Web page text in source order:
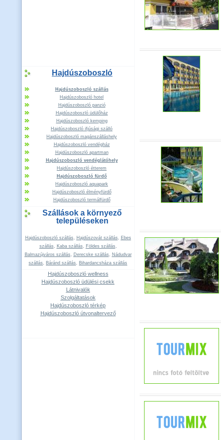
Hajdúszoboszló
Hajdúszoboszló szállás
Hajdúszoboszló hotel
Hajdúszoboszló panzió
Hajdúszoboszló üdülőház
Hajdúszoboszló kemping
Hajdúszoboszló ifjúsági szálló
Hajdúszoboszló magánszálláshely
Hajdúszoboszló vendégház
Hajdúszoboszló apartman
Hajdúszoboszló vendéglátóhely
Hajdúszoboszló étterem
Hajdúszoboszló fürdő
Hajdúszoboszló aquapark
Hajdúszoboszló élményfürdő
Hajdúszoboszló termálfürdő
Szállások a környező
településeken
Hajdúszoboszló szállás, Hajdúszovát szállás, Ebes
szállás, Kaba szállás, Földes szállás,
Balmazújváros szállás, Derecske szállás, Nádudvar
szállás, Báránd szállás, Bihardancsháza szállás
Hajdúszoboszló wellness
Hajdúszoboszló üdülési csekk
Látnivalók
Szolgáltatások
Hajdúszoboszló térkép
Hajdúszoboszló útvonaltervező